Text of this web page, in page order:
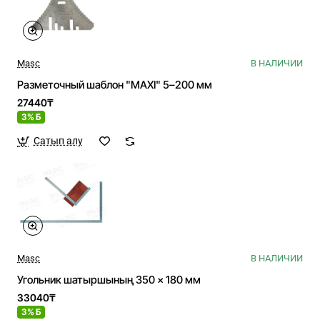
Masc В НАЛИЧИИ
Разметочный шаблон "MAXI" 5–200 мм
27440₸
3% Б
Сатып алу
Masc В НАЛИЧИИ
Угольник шатыршының 350 × 180 мм
33040₸
3% Б